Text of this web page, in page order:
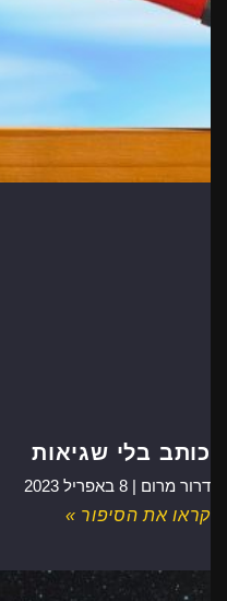
כותב בלי שגיאות
דרור מרום | 8 באפריל 2023
קראו את הסיפור »